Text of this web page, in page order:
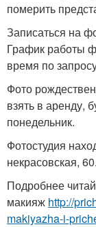
померить
Записаться на
График работы
время по
Фото
взять в аренду,
понедельник.
Фотостудия
некрасовская,
Подробнее
макияж http://
makiyazha-i-